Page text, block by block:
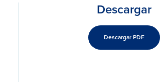
Descargar
Descargar PDF